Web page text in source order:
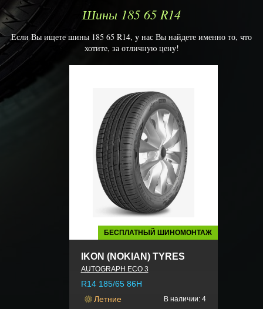
Шины 185 65 R14
Если Вы ищете шины 185 65 R14, у нас Вы найдете именно то, что
хотите, за отличную цену!
БЕСПЛАТНЫЙ ШИНОМОНТАЖ
IKON (NOKIAN) TYRES
AUTOGRAPH ECO 3
R14 185/65 86H
Летние
В наличии: 4